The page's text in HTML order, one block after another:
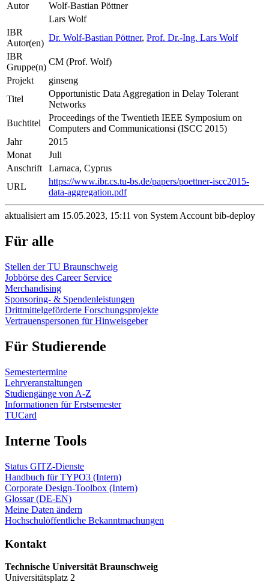
Autor
Wolf-Bastian Pöttner
Lars Wolf
IBR
Autor(en)
Dr. Wolf-Bastian Pöttner, Prof. Dr.-Ing. Lars Wolf
IBR
Gruppe(n)
CM (Prof. Wolf)
Projekt
ginseng
Titel
Opportunistic Data Aggregation in Delay Tolerant
Networks
Buchtitel
Proceedings of the Twentieth IEEE Symposium on
Computers and Communicationsi (ISCC 2015)
Jahr
2015
Monat
Juli
Anschrift
Larnaca, Cyprus
URL
https://www.ibr.cs.tu-bs.de/papers/poettner-iscc2015-
data-aggregation.pdf
aktualisiert am 15.05.2023, 15:11 von System Account bib-deploy
Für alle
Stellen der TU Braunschweig
Jobbörse des Career Service
Merchandising
Sponsoring- & Spendenleistungen
Drittmittelgeförderte Forschungsprojekte
Vertrauenspersonen für Hinweisgeber
Für Studierende
Semestertermine
Lehrveranstaltungen
Studiengänge von A-Z
Informationen für Erstsemester
TUCard
Interne Tools
Status GITZ-Dienste
Handbuch für TYPO3 (Intern)
Corporate Design-Toolbox (Intern)
Glossar (DE-EN)
Meine Daten ändern
Hochschulöffentliche Bekanntmachungen
Kontakt
Technische Universität Braunschweig
Universitätsplatz 2